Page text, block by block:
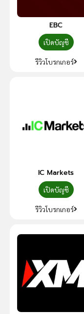
EBC
เปิดบัญชี
รีวิวโบรกเกอร์
IC Markets
เปิดบัญชี
รีวิวโบรกเกอร์